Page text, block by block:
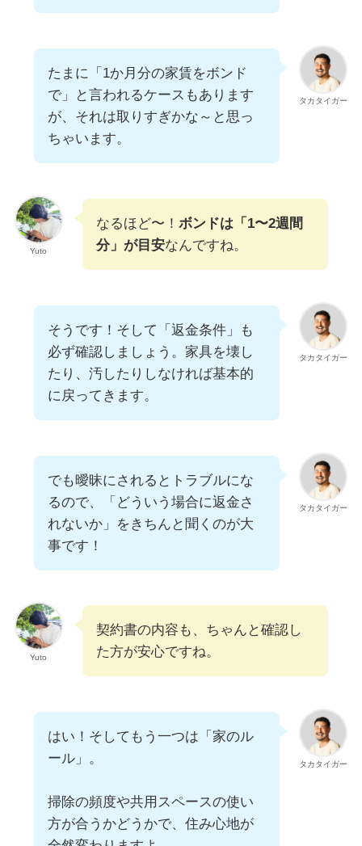
タカタイガー
たまに「1か月分の家賃をボンド
で」と言われるケースもあります
が、それは取りすぎかな～と思っ
ちゃいます。
Yuto
なるほど〜！ ボンドは「1〜2週間
分」が目安なんですね。
タカタイガー
そうです！そして「返金条件」も
必ず確認しましょう。家具を壊し
たり、汚したりしなければ基本的
に戻ってきます。
タカタイガー
でも曖昧にされるとトラブルにな
るので、「どういう場合に返金さ
れないか」をきちんと聞くのが大
事です！
Yuto
契約書の内容も、ちゃんと確認し
た方が安心ですね。
タカタイガー
はい！そしてもう一つは「家のル
ール」。
掃除の頻度や共用スペースの使い
方が合うかどうかで、住み心地が